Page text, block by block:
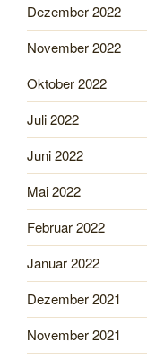
Dezember 2022
November 2022
Oktober 2022
Juli 2022
Juni 2022
Mai 2022
Februar 2022
Januar 2022
Dezember 2021
November 2021